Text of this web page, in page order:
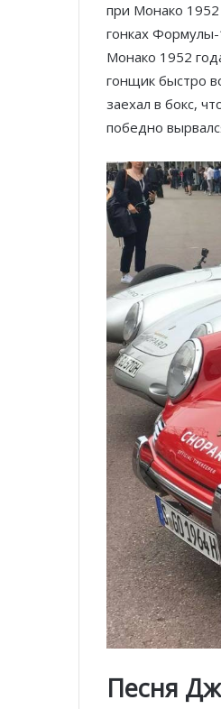
при Монако 1952
гонках
Монако 1952
гонщик быстро
заехал в бокс,
победно
Песня